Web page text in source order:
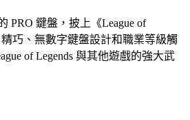
PRO 鍵盤，披上《League of
巧、無數字鍵盤設計和職業等級觸
of Legends 與其他遊戲的強大武